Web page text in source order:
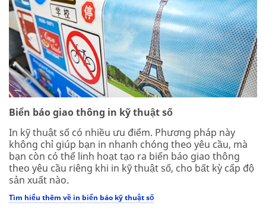
Biển báo giao thông in kỹ thuật số
In kỹ thuật số có nhiều ưu điểm. Phương pháp này
không chỉ giúp bạn in nhanh chóng theo yêu cầu, mà
bạn còn có thể linh hoạt tạo ra biển báo giao thông
theo yêu cầu riêng khi in kỹ thuật số, cho bất kỳ cấp độ
sản xuất nào.
Tìm hiểu thêm về in biển báo kỹ thuật số